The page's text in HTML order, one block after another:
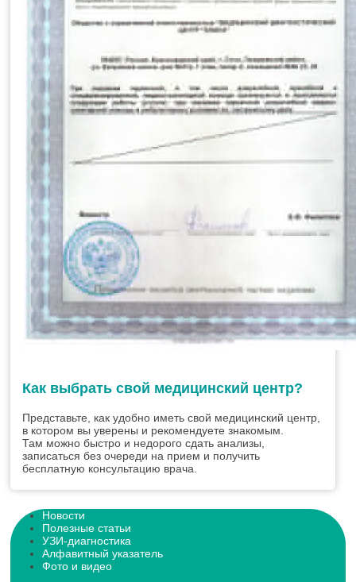
Как выбрать свой медицинский центр?
Представьте, как удобно иметь свой медицинский центр,
в котором вы уверены и рекомендуете знакомым.
Там можно быстро и недорого сдать анализы,
записаться без очереди на прием и получить
бесплатную консультацию врача.
Новости
Полезные статьи
УЗИ-диагностика
Алфавитный указатель
Фото и видео